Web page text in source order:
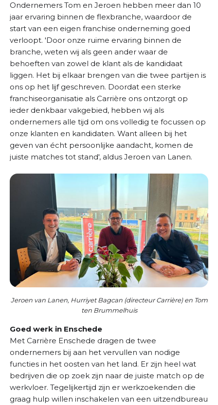
Ondernemers Tom en Jeroen hebben meer dan 10
jaar ervaring binnen de flexbranche, waardoor de
start van een eigen franchise onderneming goed
verloopt. 'Door onze ruime ervaring binnen de
branche, weten wij als geen ander waar de
behoeften van zowel de klant als de kandidaat
liggen. Het bij elkaar brengen van die twee partijen is
ons op het lijf geschreven. Doordat een sterke
franchiseorganisatie als Carrière ons ontzorgt op
ieder denkbaar vakgebied, hebben wij als
ondernemers alle tijd om ons volledig te focussen op
onze klanten en kandidaten. Want alleen bij het
geven van écht persoonlijke aandacht, komen de
juiste matches tot stand', aldus Jeroen van Lanen.
Jeroen van Lanen, Hurriyet Bagcan (directeur Carrière) en Tom
ten Brummelhuis
Goed werk in Enschede
Met Carrière Enschede dragen de twee
ondernemers bij aan het vervullen van nodige
functies in het oosten van het land. Er zijn heel wat
bedrijven die op zoek zijn naar de juiste match op de
werkvloer. Tegelijkertijd zijn er werkzoekenden die
graag hulp willen inschakelen van een uitzendbureau